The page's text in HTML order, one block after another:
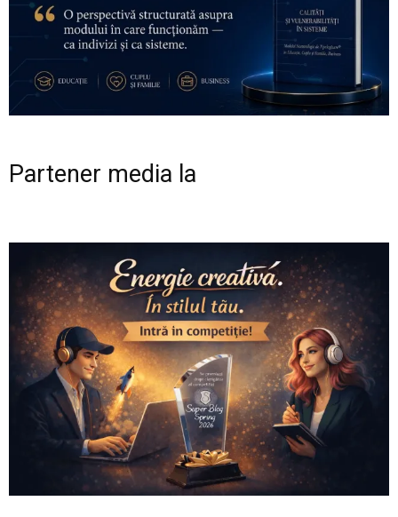
Partener media la